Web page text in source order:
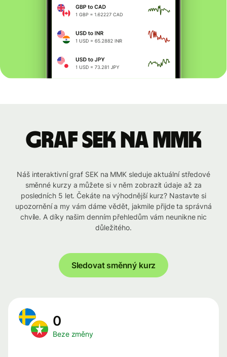
graf SEK na MMK
Náš interaktivní graf SEK na MMK sleduje aktuální středové
směnné kurzy a můžete si v něm zobrazit údaje až za
posledních 5 let. Čekáte na výhodnější kurz? Nastavte si
upozornění a my vám dáme vědět, jakmile přijde ta správná
chvíle. A díky našim denním přehledům vám neunikne nic
důležitého.
Sledovat směnný kurz
0
Beze změny